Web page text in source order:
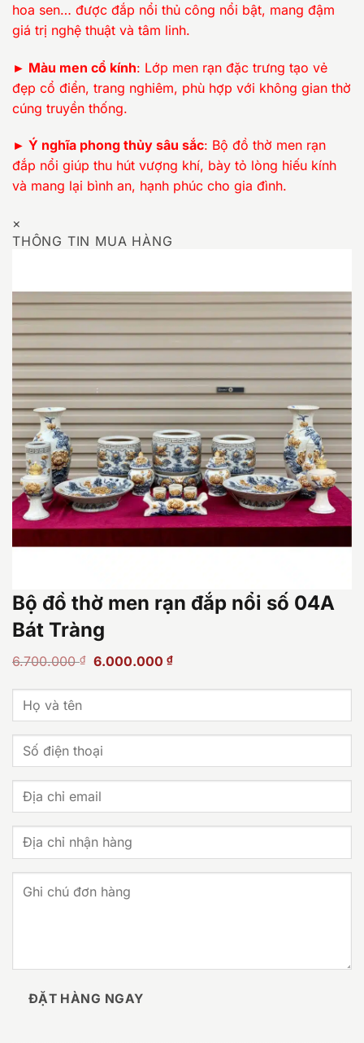
hoa sen… được đắp nổi thủ công nổi bật, mang đậm
giá trị nghệ thuật và tâm linh.
► Màu men cổ kính: Lớp men rạn đặc trưng tạo vẻ
đẹp cổ điển, trang nghiêm, phù hợp với không gian thờ
cúng truyền thống.
► Ý nghĩa phong thủy sâu sắc: Bộ đồ thờ men rạn
đắp nổi giúp thu hút vượng khí, bày tỏ lòng hiếu kính
và mang lại bình an, hạnh phúc cho gia đình.
×
THÔNG TIN MUA HÀNG
Bộ đồ thờ men rạn đắp nổi số 04A
Bát Tràng
6.700.000₫
Giá
6.700.000 ₫.
6.000.000 ₫Giá
là:
ĐẶT HÀNG NGAY